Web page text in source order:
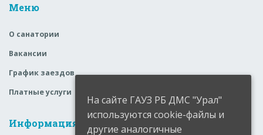
Меню
О санатории
Вакансии
График заездов
Платные услуги
Информация
На сайте ГАУЗ РБ ДМС "Урал"
используются cookie-файлы и
другие аналогичные